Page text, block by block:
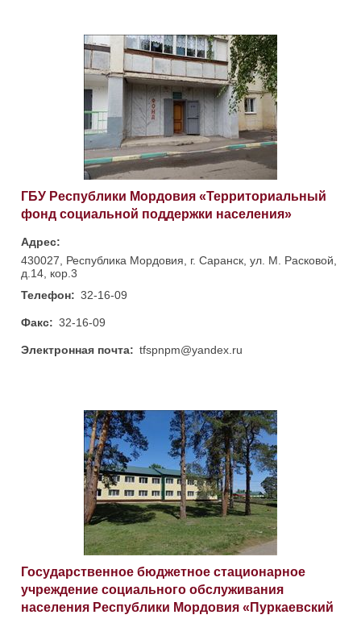
ГБУ Республики Мордовия «Территориальный
фонд социальной поддержки населения»
Адрес:
430027, Республика Мордовия, г. Саранск, ул. М. Расковой,
д.14, кор.3
Телефон: 32-16-09
Факс: 32-16-09
Электронная почта: tfspnpm@yandex.ru
Государственное бюджетное стационарное
учреждение социального обслуживания
населения Республики Мордовия «Пуркаевский